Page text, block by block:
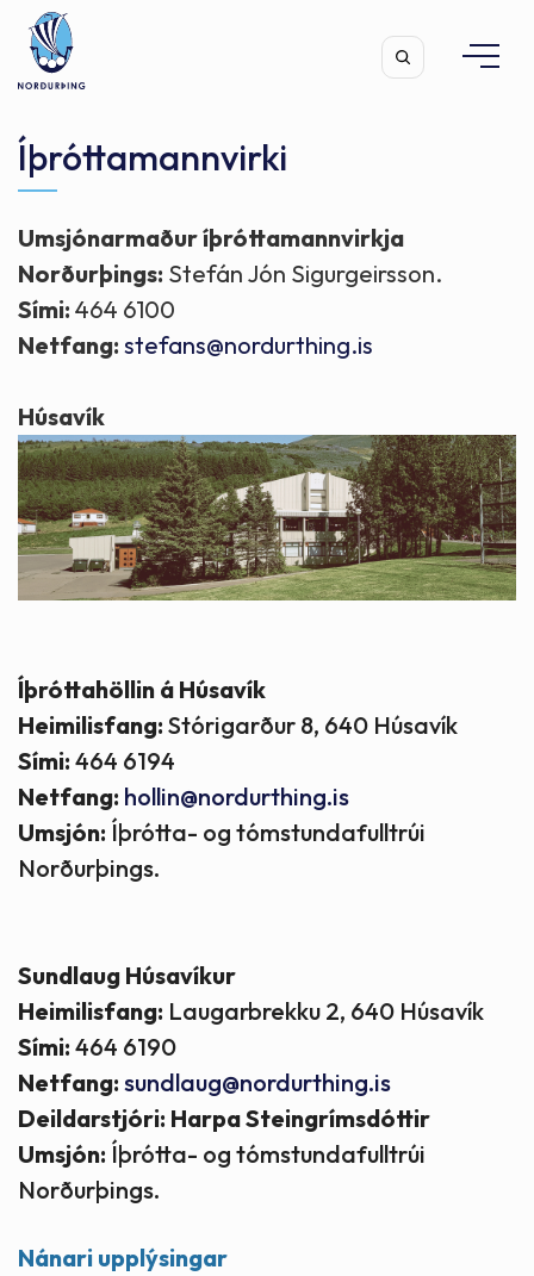
Leita
Íþróttamannvirki
Umsjónarmaður íþróttamannvirkja
Norðurþings: Stefán Jón Sigurgeirsson.
Sími: 464 6100
Netfang: stefans@nordurthing.is
Húsavík
Íþróttahöllin á Húsavík
Heimilisfang: Stórigarður 8, 640 Húsavík
Sími: 464 6194
Netfang: hollin@nordurthing.is
Umsjón: Íþrótta- og tómstundafulltrúi
Norðurþings.
Sundlaug Húsavíkur
Heimilisfang: Laugarbrekku 2, 640 Húsavík
Sími: 464 6190
Netfang: sundlaug@nordurthing.is
Deildarstjóri: Harpa Steingrímsdóttir
Umsjón: Íþrótta- og tómstundafulltrúi
Norðurþings.
Nánari upplýsingar